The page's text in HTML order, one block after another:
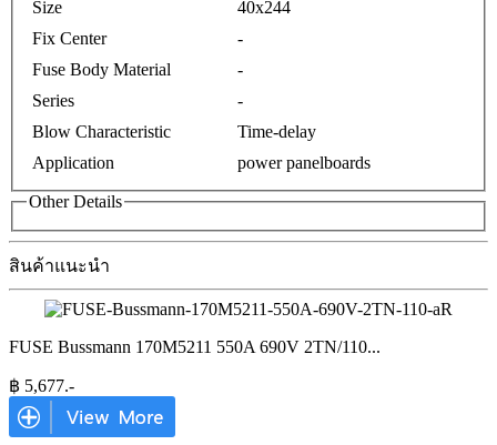
Size
40x244
Fix Center
-
Fuse Body Material
-
Series
-
Blow Characteristic
Time-delay
Application
power panelboards
Other Details
สินค้าแนะนำ
FUSE Bussmann 170M5211 550A 690V 2TN/110...
฿ 5,677.-